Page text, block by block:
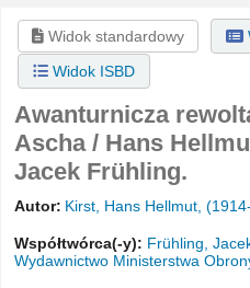
Widok standardowy
Widok ISBD
Awanturnicza
Ascha / Hans
Jacek Frühling.
Autor: Kirst, Hans Hellmut,
Współtwórca(-y): Frühling,
Wydawnictwo Ministerstwa